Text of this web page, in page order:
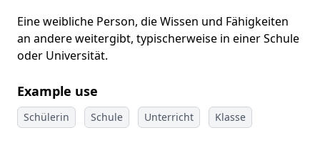
Eine weibliche Person, die Wissen und Fähigkeiten
an andere weitergibt, typischerweise in einer Schule
oder Universität.
Example use
Schülerin Schule Unterricht Klasse